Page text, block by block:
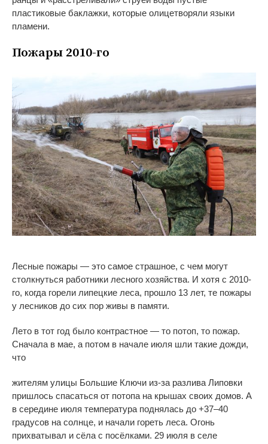
пластиковые баклажки, которые олицетворяли языки
пламени.
Пожары 2010-го
Лесные пожары — это самое страшное, с чем могут
столкнуться работники лесного хозяйства. И хотя с 2010-
го, когда горели липецкие леса, прошло 13 лет, те пожары
у лесников до сих пор живы в памяти.
Лето в тот год было контрастное — то потоп, то пожар.
Сначала в мае, а потом в начале июля шли такие дожди,
что
жителям улицы Большие Ключи из-за разлива Липовки
пришлось спасаться от потопа на крышах своих домов. А
в середине июля температура поднялась до +37–40
градусов на солнце, и начали гореть леса. Огонь
прихватывал и сёла с посёлками. 29 июля в селе